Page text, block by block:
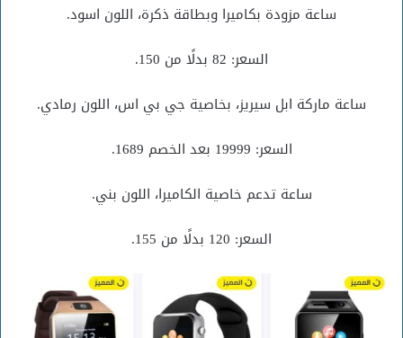
ساعة مزودة بكاميرا وبطاقة ذكرة، اللون اسود.
السعر: 82 بدلًا من 150.
ساعة ماركة ابل سيريز، بخاصية جي بي اس، اللون رمادي.
السعر: 19999 بعد الخصم 1689.
ساعة تدعم خاصية الكاميرا، اللون بني.
السعر: 120 بدلًا من 155.